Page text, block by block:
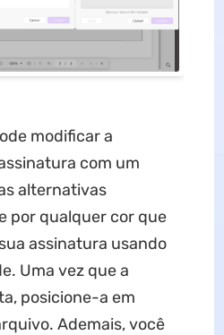
modificar a
com um
alternativas
por qualquer cor que
assinatura usando
Uma vez que a
posicione-a em
Ademais, você